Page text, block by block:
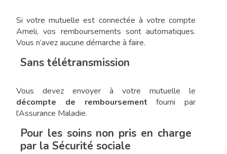
Si votre mutuelle est connectée à votre compte
Ameli, vos remboursements sont automatiques.
Vous n’avez aucune démarche à faire.
Sans télétransmission
Vous devez envoyer à votre mutuelle le
décompte de remboursement fourni par
l’Assurance Maladie.
Pour les soins non pris en charge
par la Sécurité sociale